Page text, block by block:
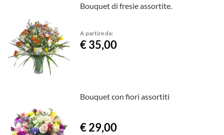
Bouquet di fresie assortite.
A partire da:
€ 35,00
Bouquet con fiori assortiti
€ 29,00